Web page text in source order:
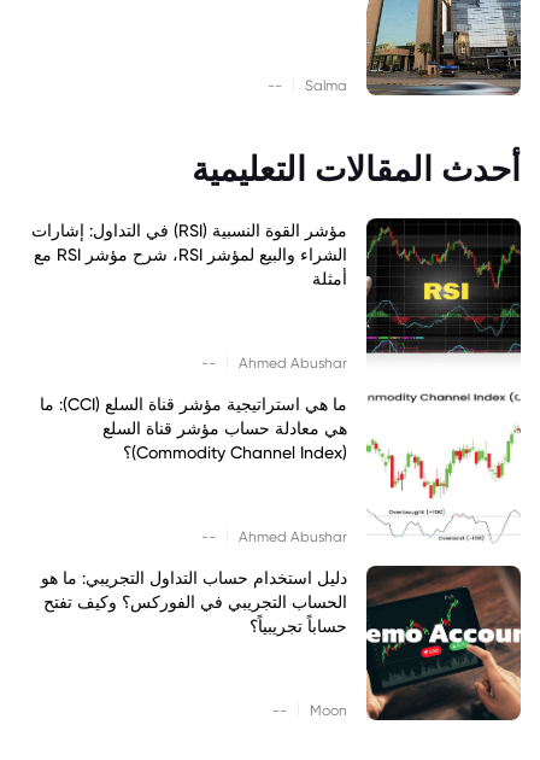
Salma
--
أحدث المقالات التعليمية
مؤشر القوة النسبية (RSI) في التداول: إشارات
الشراء والبيع لمؤشر RSI، شرح مؤشر RSI مع
أمثلة
Ahmed Abushar
--
ما هي استراتيجية مؤشر قناة السلع (CCI): ما
هي معادلة حساب مؤشر قناة السلع
(Commodity Channel Index)؟
Ahmed Abushar
--
دليل استخدام حساب التداول التجريبي: ما هو
الحساب التجريبي في الفوركس؟ وكيف تفتح
حساباً تجريبياً؟
Moon
--